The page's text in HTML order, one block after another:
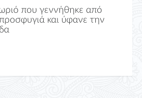
που γεννήθηκε από
και ύφανε την